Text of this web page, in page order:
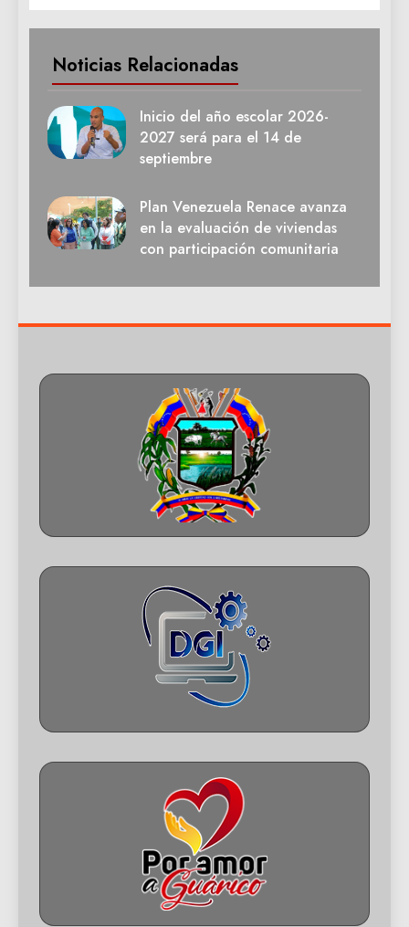
Noticias Relacionadas
Inicio del año escolar 2026-
2027 será para el 14 de
septiembre
Plan Venezuela Renace avanza
en la evaluación de viviendas
con participación comunitaria